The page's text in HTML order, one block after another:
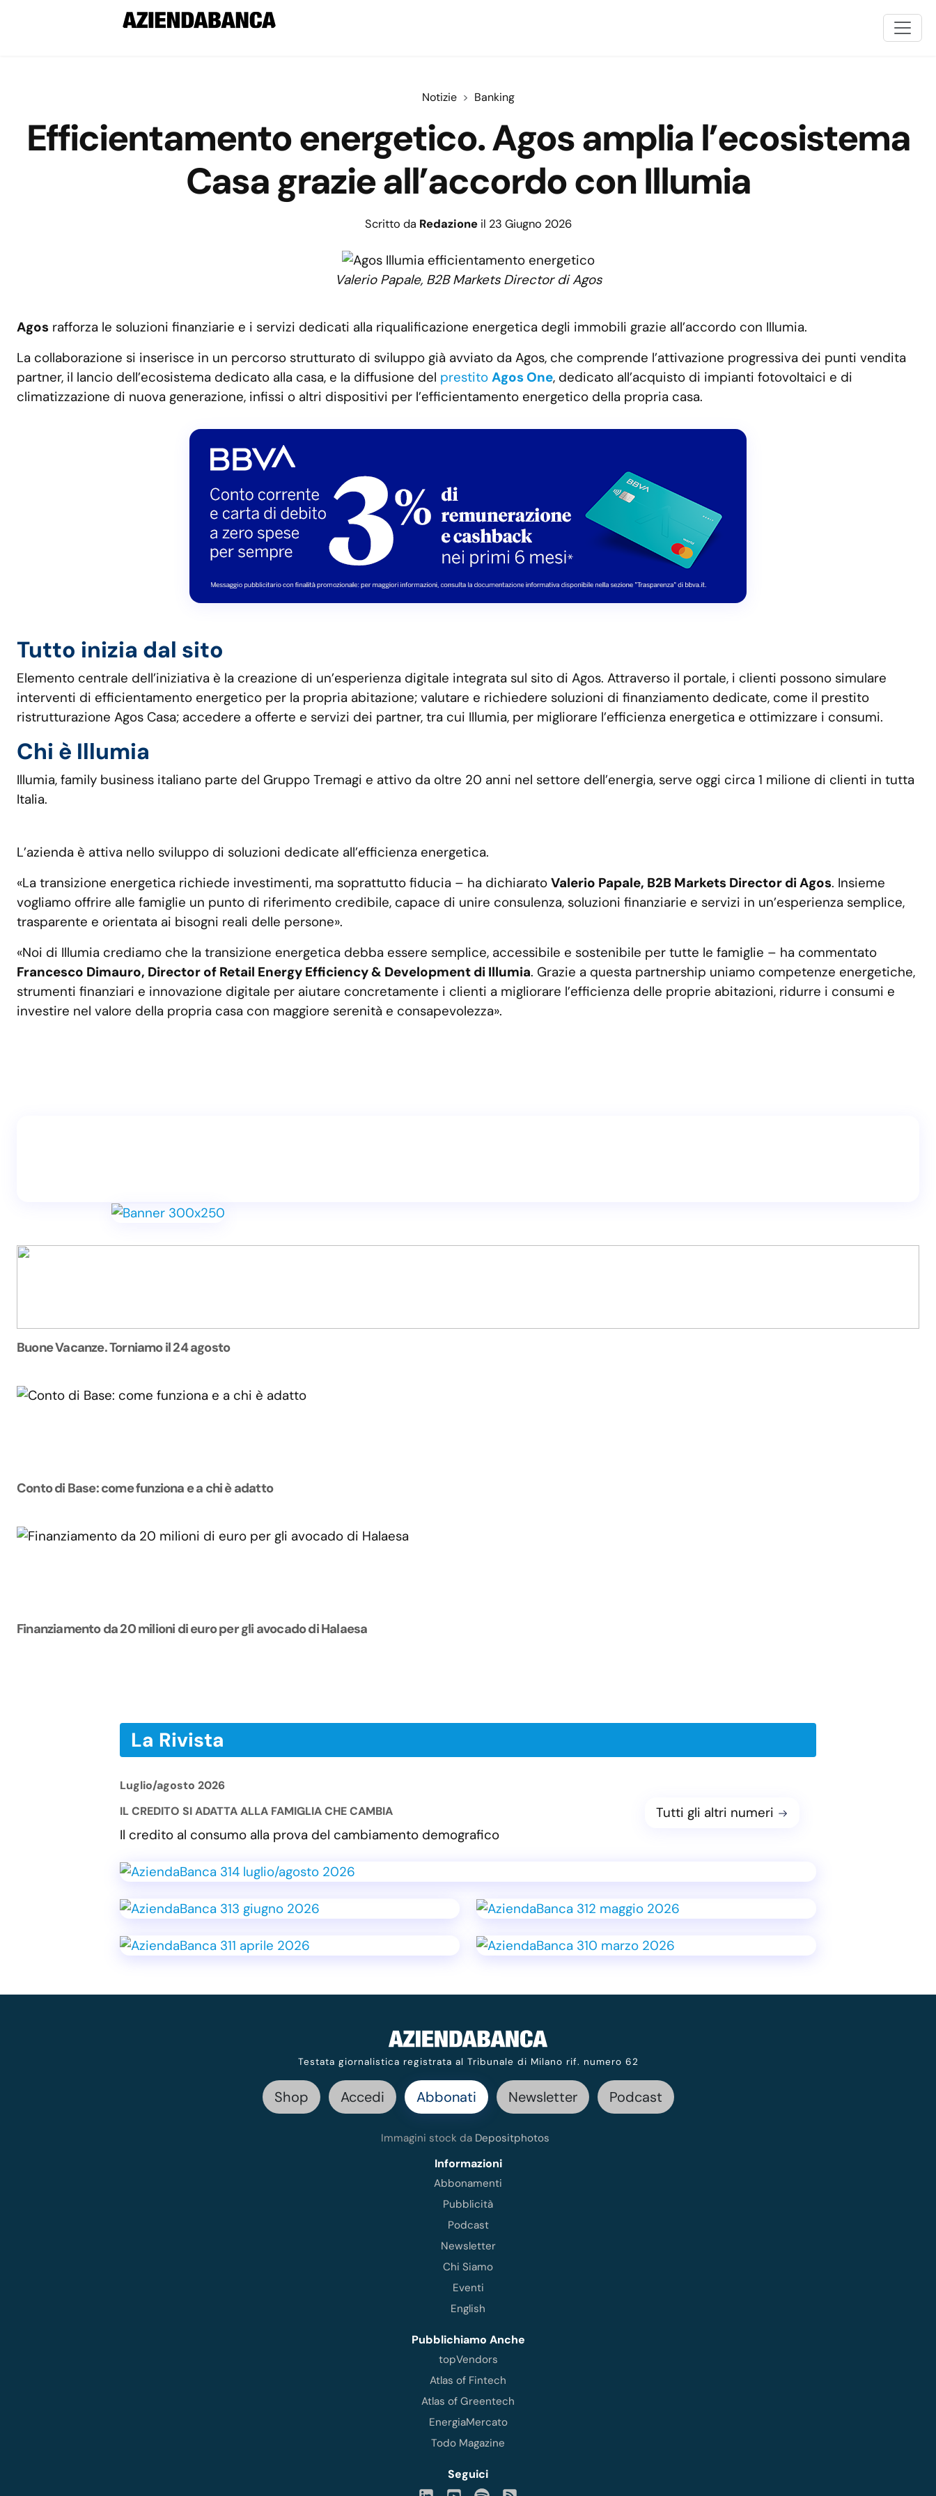
Notizie Banking
Efficientamento energetico. Agos amplia l’ecosistema
Casa grazie all’accordo con Illumia
Scritto da Redazione il 23 Giugno 2026
Valerio Papale, B2B Markets Director di Agos
Agos rafforza le soluzioni finanziarie e i servizi dedicati alla riqualificazione energetica degli immobili grazie all’accordo con Illumia.
La collaborazione si inserisce in un percorso strutturato di sviluppo già avviato da Agos, che comprende l’attivazione progressiva dei punti vendita
partner, il lancio dell’ecosistema dedicato alla casa, e la diffusione del prestito Agos One, dedicato all’acquisto di impianti fotovoltaici e di
climatizzazione di nuova generazione, infissi o altri dispositivi per l’efficientamento energetico della propria casa.
Tutto inizia dal sito
Elemento centrale dell’iniziativa è la creazione di un’esperienza digitale integrata sul sito di Agos. Attraverso il portale, i clienti possono simulare
interventi di efficientamento energetico per la propria abitazione; valutare e richiedere soluzioni di finanziamento dedicate, come il prestito
ristrutturazione Agos Casa; accedere a offerte e servizi dei partner, tra cui Illumia, per migliorare l’efficienza energetica e ottimizzare i consumi.
Chi è Illumia
Illumia, family business italiano parte del Gruppo Tremagi e attivo da oltre 20 anni nel settore dell’energia, serve oggi circa 1 milione di clienti in tutta
Italia.
L’azienda è attiva nello sviluppo di soluzioni dedicate all’efficienza energetica.
«La transizione energetica richiede investimenti, ma soprattutto fiducia – ha dichiarato Valerio Papale, B2B Markets Director di Agos. Insieme
vogliamo offrire alle famiglie un punto di riferimento credibile, capace di unire consulenza, soluzioni finanziarie e servizi in un’esperienza semplice,
trasparente e orientata ai bisogni reali delle persone».
«Noi di Illumia crediamo che la transizione energetica debba essere semplice, accessibile e sostenibile per tutte le famiglie – ha commentato
Francesco Dimauro, Director of Retail Energy Efficiency & Development di Illumia. Grazie a questa partnership uniamo competenze energetiche,
strumenti finanziari e innovazione digitale per aiutare concretamente i clienti a migliorare l’efficienza delle proprie abitazioni, ridurre i consumi e
investire nel valore della propria casa con maggiore serenità e consapevolezza».
Buone Vacanze. Torniamo il 24 agosto
Conto di Base: come funziona e a chi è adatto
Finanziamento da 20 milioni di euro per gli avocado di Halaesa
La Rivista
Luglio/agosto 2026
IL CREDITO SI ADATTA ALLA FAMIGLIA CHE CAMBIA
Il credito al consumo alla prova del cambiamento demografico
Tutti gli altri numeri
Testata giornalistica registrata al Tribunale di Milano rif. numero 62
Shop Accedi Abbonati Newsletter Podcast
Immagini stock da Depositphotos
Informazioni
Abbonamenti
Pubblicità
Podcast
Newsletter
Chi Siamo
Eventi
English
Pubblichiamo Anche
topVendors
Atlas of Fintech
Atlas of Greentech
EnergiaMercato
Todo Magazine
Seguici